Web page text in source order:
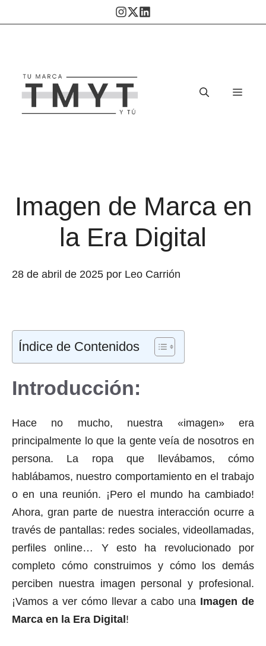
al
Menú
Imagen de Marca en
la Era Digital
28 de abril de 2025 por Leo Carrión
Índice de Contenidos
Introducción:
Hace no mucho, nuestra «imagen» era
principalmente lo que la gente veía de nosotros en
persona. La ropa que llevábamos, cómo
hablábamos, nuestro comportamiento en el trabajo
o en una reunión. ¡Pero el mundo ha cambiado!
Ahora, gran parte de nuestra interacción ocurre a
través de pantallas: redes sociales, videollamadas,
perfiles online… Y esto ha revolucionado por
completo cómo construimos y cómo los demás
perciben nuestra imagen personal y profesional.
¡Vamos a ver cómo llevar a cabo una Imagen de
Marca en la Era Digital !